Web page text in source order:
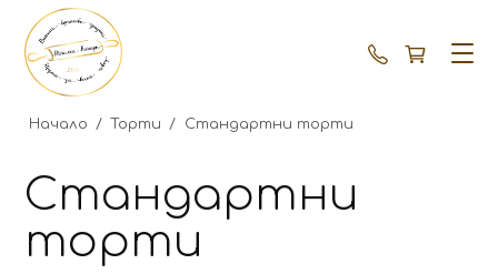
+359 87
Начало / Торти / Стандартни торти
Стандартни
торти